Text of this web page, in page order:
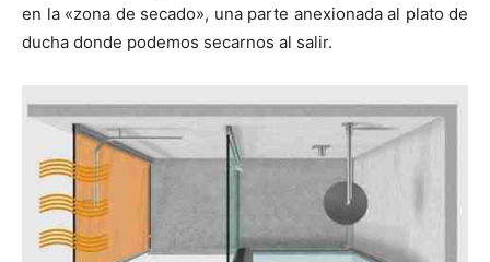
en la «zona de secado», una parte anexionada al plato de
ducha donde podemos secarnos al salir.